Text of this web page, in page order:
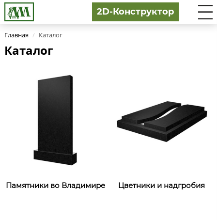
2D-Конструктор
Главная / Каталог
Каталог
Памятники во Владимире Цветники и надгробия